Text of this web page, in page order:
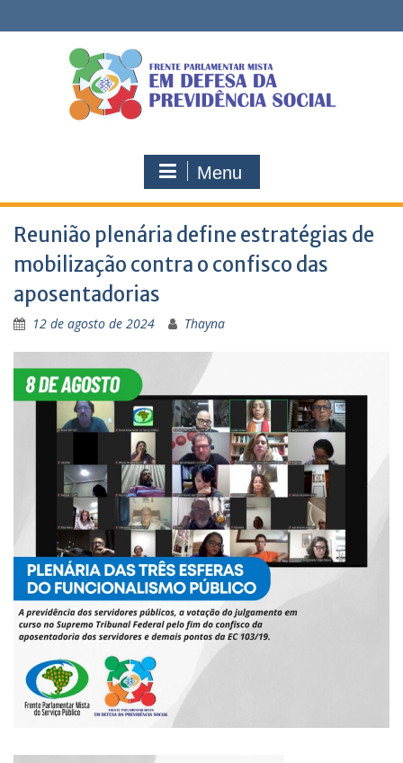
to
Menu
Reunião plenária define estratégias de
mobilização contra o confisco das
aposentadorias
12 de agosto de 2024 Thayna